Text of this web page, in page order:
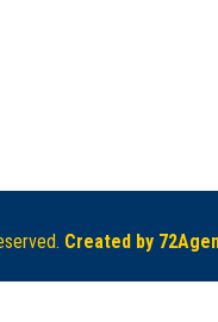
Created by